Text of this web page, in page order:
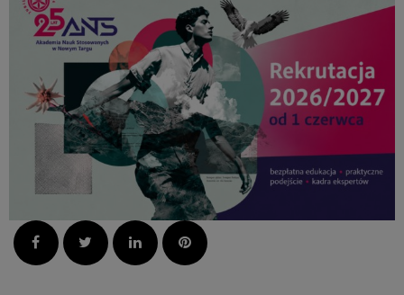
Facebook Twitter LinkedInPinterest